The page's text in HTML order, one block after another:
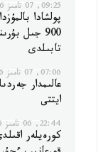
09:25, 07 تامىز 2026
پولشادا
900 جىل
تابىلدى
07:06, 07 تامىز 2026
عالىمدار
ايتتى
22:44, 06 تامىز 2026
كورەيلەر